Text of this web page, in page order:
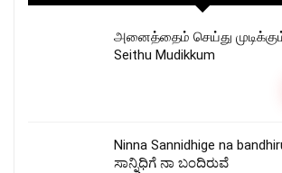
அனைத்தைம் செய்து
Seithu Mudikkum
Ninna Sannidhige na
ಸಾನ್ನಿಧಿಗೆ ನಾ ಬಂದಿರುವೆ